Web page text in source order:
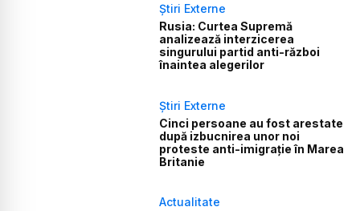
Știri Externe
Rusia: Curtea Supremă
analizează interzicerea
singurului partid anti-război
înaintea alegerilor
Știri Externe
Cinci persoane au fost arestate
după izbucnirea unor noi
proteste anti-imigrație în Marea
Britanie
Actualitate